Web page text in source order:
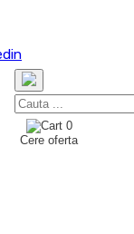
0
Cere oferta